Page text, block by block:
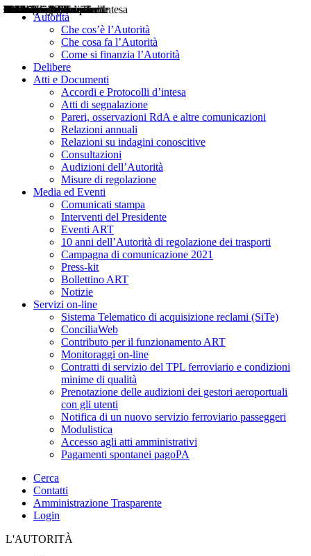
Autorità
Che cos’è l’Autorità
Che cosa fa l’Autorità
Come si finanzia l’Autorità
Delibere
Atti e Documenti
Accordi e Protocolli d’intesa
Atti di segnalazione
Pareri, osservazioni RdA e altre comunicazioni
Relazioni annuali
Relazioni su indagini conoscitive
Consultazioni
Audizioni dell’Autorità
Misure di regolazione
Media ed Eventi
Comunicati stampa
Interventi del Presidente
Eventi ART
10 anni dell’Autorità di regolazione dei trasporti
Campagna di comunicazione 2021
Press-kit
Bollettino ART
Notizie
Servizi on-line
Sistema Telematico di acquisizione reclami (SiTe)
ConciliaWeb
Contributo per il funzionamento ART
Monitoraggi on-line
Contratti di servizio del TPL ferroviario e condizioni
minime di qualità
Prenotazione delle audizioni dei gestori aeroportuali
con gli utenti
Notifica di un nuovo servizio ferroviario passeggeri
Modulistica
Accesso agli atti amministrativi
Pagamenti spontanei pagoPA
Cerca
Contatti
Amministrazione Trasparente
Login
L'AUTORITÀ
Delibere
Pareri
Consultazioni
Audizioni
Atti di Segnalazione
Accordi e Protocolli d'Intesa
Relazioni annuali
Misure di regolazione
Notizie
Comunicati Stampa
Bollettini ART
Convegni ART
Interviste del Presidente
Articoli in primo piano
Interventi del Presidente
2004
2005
2010
2013
2014
2015
2016
2017
2018
2019
202
2020
2021
2022
2023
2024
2025
2026
Aereo
Marittimo
Terrestre